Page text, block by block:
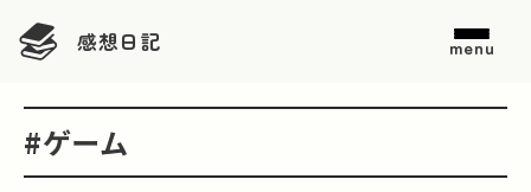
感想日記 menu
#ゲーム